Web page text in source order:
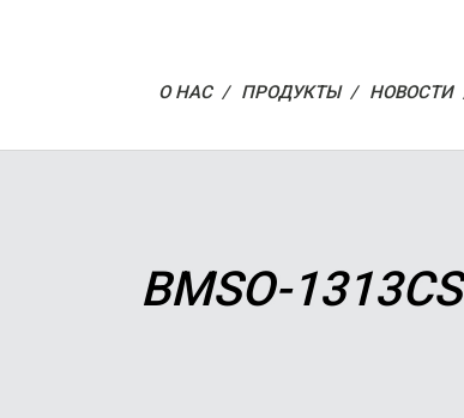
О НАС / ПРОДУКТЫ / НОВОСТИ
BMSO-1313CS